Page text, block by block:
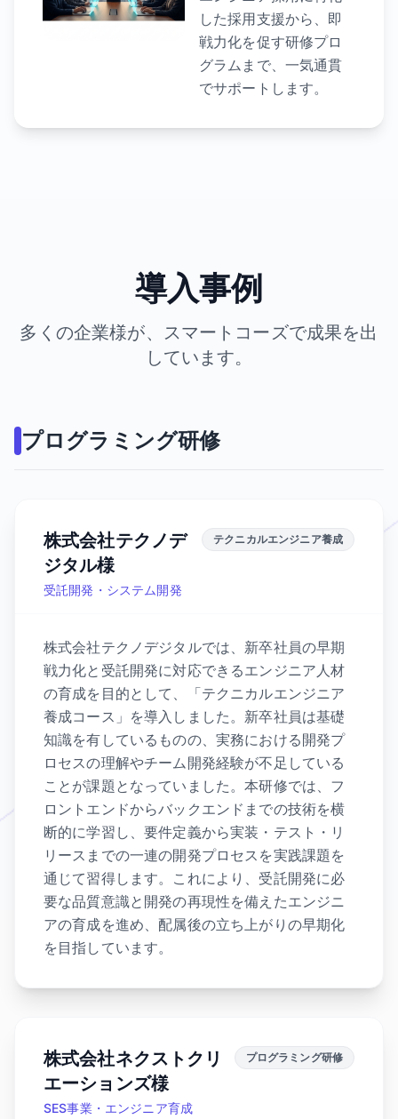
した採用支援から、即
戦力化を促す研修プロ
グラムまで、一気通貫
でサポートします。
導入事例
多くの企業様が、スマートコーズで成果を出
しています。
プログラミング研修
株式会社テクノデ
ジタル様
受託開発・システム開発
テクニカルエンジニア養成
株式会社テクノデジタルでは、新卒社員の早期
戦力化と受託開発に対応できるエンジニア人材
の育成を目的として、「テクニカルエンジニア
養成コース」を導入しました。新卒社員は基礎
知識を有しているものの、実務における開発プ
ロセスの理解やチーム開発経験が不足している
ことが課題となっていました。本研修では、フ
ロントエンドからバックエンドまでの技術を横
断的に学習し、要件定義から実装・テスト・リ
リースまでの一連の開発プロセスを実践課題を
通じて習得します。これにより、受託開発に必
要な品質意識と開発の再現性を備えたエンジニ
アの育成を進め、配属後の立ち上がりの早期化
を目指しています。
株式会社ネクストクリ
エーションズ様
SES事業・エンジニア育成
プログラミング研修